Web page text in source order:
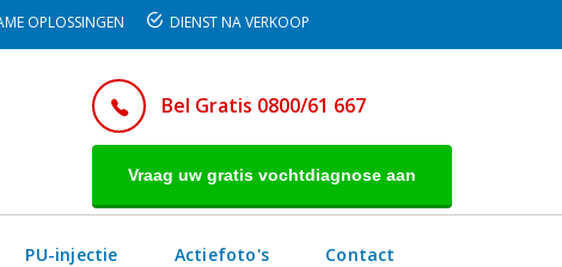
OPLOSSINGEN DIENST NA VERKOOP
Bel Gratis 0800/61 667
Vraag uw gratis vochtdiagnose aan
PU-injectie Actiefoto's Contact